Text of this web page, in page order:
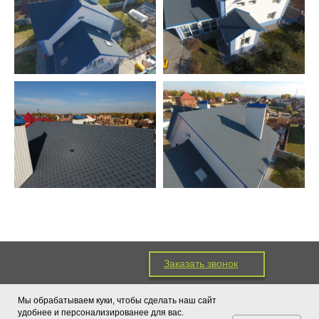
Заказать звонок
(383) 213-39-69
Мы обрабатываем куки, чтобы сделать наш сайт
удобнее и персонализированее для вас.